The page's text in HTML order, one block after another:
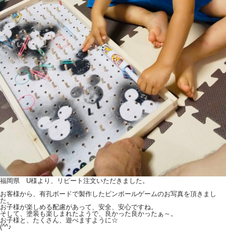
福岡県 U様より、リピート注文いただきました。
お客様から、有孔ボードで製作したピンボールゲームのお写真を頂きまし
た。
お子様が楽しめる配慮があって、安全、安心ですね。
そして、塗装も楽しまれたようで、良かった良かったぁ～。
お子様と、たくさん、遊べますように☆
(^^♪